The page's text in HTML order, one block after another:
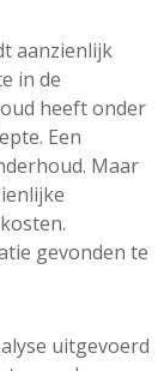
aanzienlijk
in de
heeft onder
Een
Maar
gevonden te
uitgevoerd